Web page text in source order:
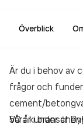
Överblick
Är du i behov av
frågor och
cement/
50 år i branschen!
Våra kunder är